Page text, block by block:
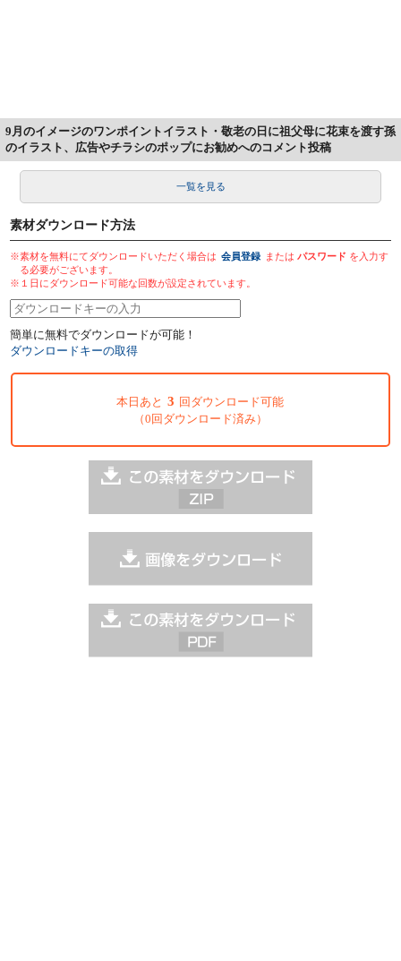
9月のイメージのワンポイントイラスト・敬老の日に祖父母に花束を渡す孫
のイラスト、広告やチラシのポップにお勧めへのコメント投稿
一覧を見る
素材ダウンロード方法
※素材を無料にてダウンロードいただく場合は 会員登録 またはパスワード を入力す
る必要がございます。
※１日にダウンロード可能な回数が設定されています。
簡単に無料でダウンロードが可能！
ダウンロードキーの取得
本日あと 3 回ダウンロード可能
（0回ダウンロード済み）